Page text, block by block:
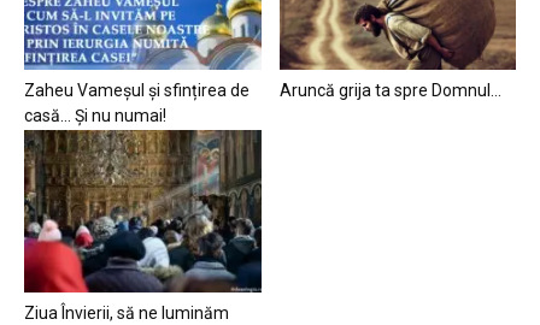
Zaheu Vameșul și sfințirea de
casă… Și nu numai!
Aruncă grija ta spre Domnul…
Ziua Învierii, să ne luminăm